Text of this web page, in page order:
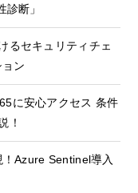
断」
るセキュリティチェ
ン
に安心アクセス 条件
！
Azure Sentinel導入